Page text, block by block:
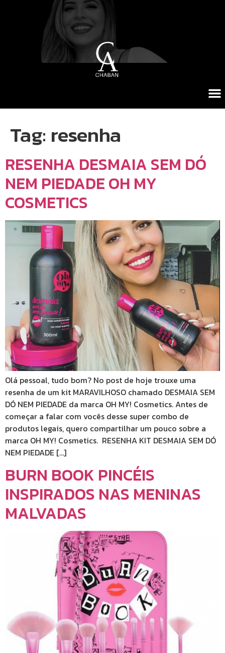
Tag: resenha
RESENHA DESMAIA SEM DÓ
NEM PIEDADE OH MY
COSMETICS
Olá pessoal, tudo bom? No post de hoje trouxe uma
resenha de um kit MARAVILHOSO chamado DESMAIA SEM
DÓ NEM PIEDADE da marca OH MY! Cosmetics. Antes de
começar a falar com vocês desse super combo de
produtos legais, quero compartilhar um pouco sobre a
marca OH MY! Cosmetics. RESENHA KIT DESMAIA SEM DÓ
NEM PIEDADE […]
BURN BOOK PINCÉIS
INSPIRADOS NAS MENINAS
MALVADAS